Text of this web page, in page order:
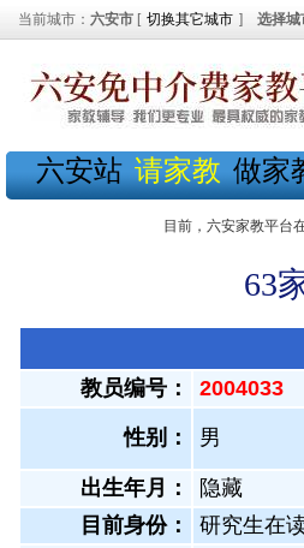
当前城市： 六安市 [ 切换其它城市 ] 选择城
六安站 请家教 做家
目前，六安家教平台
63
教员编号： 2004033
性别： 男
出生年月：
隐藏
目前身份： 研究生在